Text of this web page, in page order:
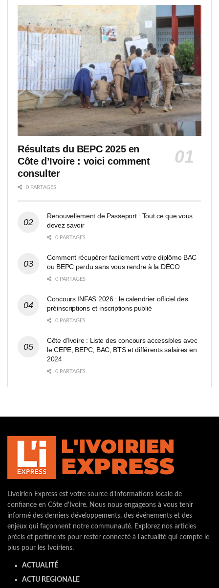
Résultats du BEPC 2025 en
Côte d’Ivoire : voici comment
consulter
0 PARTAGES
Renouvellement de Passeport : Tout ce que vous
devez savoir
0 PARTAGES
Comment récupérer facilement votre diplôme BAC
ou BEPC perdu sans vous rendre à la DÉCO
0 PARTAGES
Concours INFAS 2026 : le calendrier officiel des
préinscriptions et inscriptions publié
0 PARTAGES
Côte d’Ivoire : Liste des concours accessibles avec
le CEPE, BEPC, BAC, BTS et différents salaires en
2024
0 PARTAGES
Livoirien Express est votre source d'informations locale de
confiance en Côte d'Ivoire. Nous nous engageons à vous tenir
informé des derniers développements, des événements et des
enjeux qui façonnent notre communauté. Explorez nos articles
précis et pertinents pour rester connecté à l'actualité qui compte le
plus pour les Ivoiriens.
ACTUALITÉ
ACTU REGIONALE